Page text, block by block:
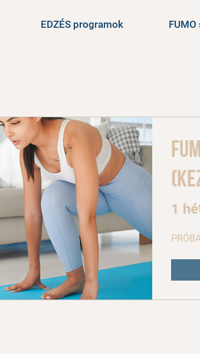
EDZÉS programok FUMO
1